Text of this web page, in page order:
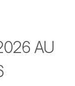
AU